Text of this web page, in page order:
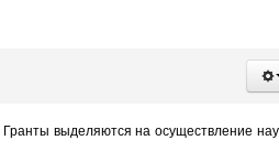
выделяются на осуществление